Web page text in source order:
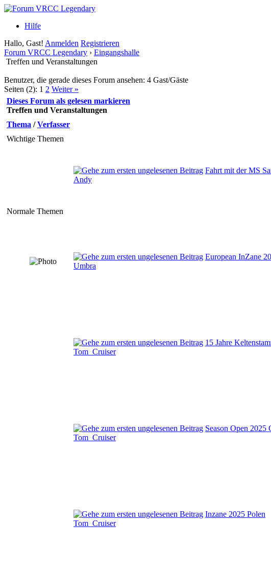
Hilfe
Hallo, Gast! Anmelden Registrieren
Forum VRCC Legendary › Eingangshalle
Treffen und Veranstaltungen
Benutzer, die gerade dieses Forum ansehen: 4 Gast/Gäste
Seiten (2): 1 2 Weiter »
Dieses Forum als gelesen markieren
Treffen und Veranstaltungen
Thema /Verfasser
Wichtige Themen
Fahrt mit der MS
Andy
Normale Themen
European InZane
Umbra
15 Jahre
Tom_Cruiser
Season Open 2025
Tom_Cruiser
Inzane 2025 Polen
Tom_Cruiser